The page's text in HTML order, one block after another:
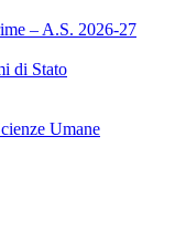
– A.S. 2026-27
di Stato
Umane